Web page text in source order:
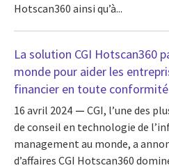
Hotscan360 ainsi qu’à...
La solution CGI Hotscan360
monde pour aider les
financier en toute conformité
16 avril 2024
CGI, l’une des
de conseil en technologie de
management au monde, a
d’affaires CGI Hotscan360